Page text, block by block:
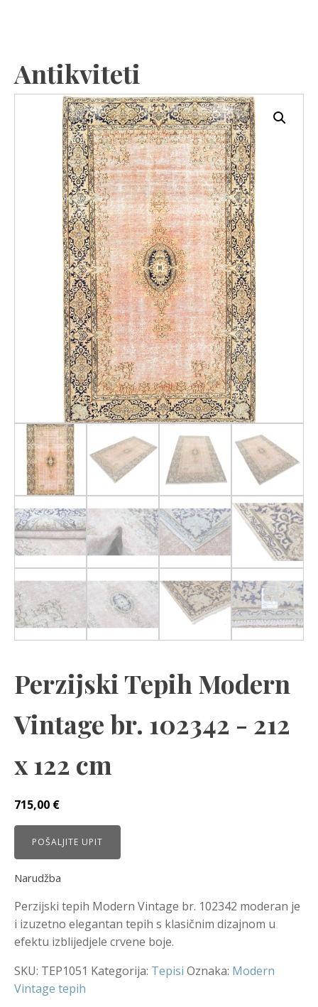
Antikviteti
Perzijski Tepih Modern
Vintage br. 102342 - 212
x 122 cm
715,00 €
POŠALJITE UPIT
Narudžba
Perzijski tepih Modern Vintage br. 102342 moderan je
i izuzetno elegantan tepih s klasičnim dizajnom u
efektu izblijedjele crvene boje.
SKU: TEP1051 Kategorija: Tepisi Oznaka: Modern
Vintage tepih